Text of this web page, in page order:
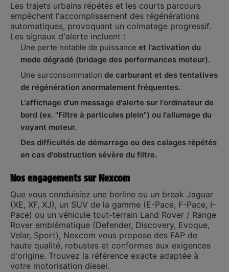
Les trajets urbains répétés et les courts parcours
empêchent l'accomplissement des régénérations
automatiques, provoquant un colmatage progressif.
Les signaux d'alerte incluent :
Une perte notable de puissance et l'activation du
mode dégradé (bridage des performances moteur).
Une surconsommation de carburant et des tentatives
de régénération anormalement fréquentes.
L'affichage d'un message d'alerte sur l'ordinateur de
bord (ex. "Filtre à particules plein") ou l'allumage du
voyant moteur.
Des difficultés de démarrage ou des calages répétés
en cas d'obstruction sévère du filtre.
Nos engagements sur Nexcom
Que vous conduisiez une berline ou un break Jaguar
(XE, XF, XJ), un SUV de la gamme (E-Pace, F-Pace, I-
Pace) ou un véhicule tout-terrain Land Rover / Range
Rover emblématique (Defender, Discovery, Evoque,
Velar, Sport), Nexcom vous propose des FAP de
haute qualité, robustes et conformes aux exigences
d'origine. Trouvez la référence exacte adaptée à
votre motorisation diesel.